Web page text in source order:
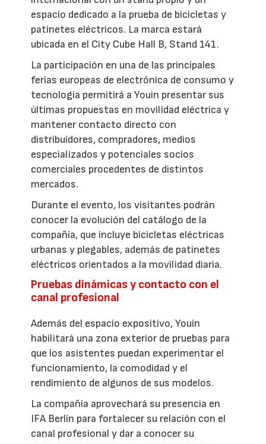
espacio dedicado a la prueba de bicicletas y
patinetes eléctricos. La marca estará
ubicada en el City Cube Hall B, Stand 141.
La participación en una de las principales
ferias europeas de electrónica de consumo y
tecnología permitirá a Youin presentar sus
últimas propuestas en movilidad eléctrica y
mantener contacto directo con
distribuidores, compradores, medios
especializados y potenciales socios
comerciales procedentes de distintos
mercados.
Durante el evento, los visitantes podrán
conocer la evolución del catálogo de la
compañía, que incluye bicicletas eléctricas
urbanas y plegables, además de patinetes
eléctricos orientados a la movilidad diaria.
Pruebas dinámicas y contacto con el
canal profesional
Además del espacio expositivo, Youin
habilitará una zona exterior de pruebas para
que los asistentes puedan experimentar el
funcionamiento, la comodidad y el
rendimiento de algunos de sus modelos.
La compañía aprovechará su presencia en
IFA Berlín para fortalecer su relación con el
canal profesional y dar a conocer su